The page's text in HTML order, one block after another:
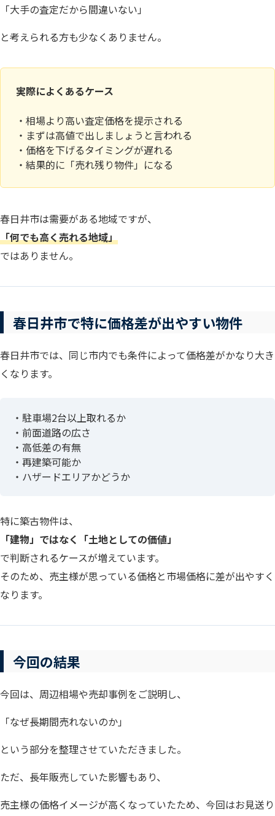
「大手の査定だから間違いない」
と考えられる方も少なくありません。
実際によくあるケース
・相場より高い査定価格を提示される
・まずは高値で出しましょうと言われる
・価格を下げるタイミングが遅れる
・結果的に「売れ残り物件」になる
春日井市は需要がある地域ですが、
「何でも高く売れる地域」
ではありません。
春日井市で特に価格差が出やすい物件
春日井市では、同じ市内でも条件によって価格差がかなり大き
くなります。
・駐車場2台以上取れるか
・前面道路の広さ
・高低差の有無
・再建築可能か
・ハザードエリアかどうか
特に築古物件は、
「建物」ではなく「土地としての価値」
で判断されるケースが増えています。
そのため、売主様が思っている価格と市場価格に差が出やすく
なります。
今回の結果
今回は、周辺相場や売却事例をご説明し、
「なぜ長期間売れないのか」
という部分を整理させていただきました。
ただ、長年販売していた影響もあり、
売主様の価格イメージが高くなっていたため、今回はお見送り